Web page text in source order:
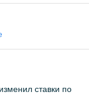
ставки по